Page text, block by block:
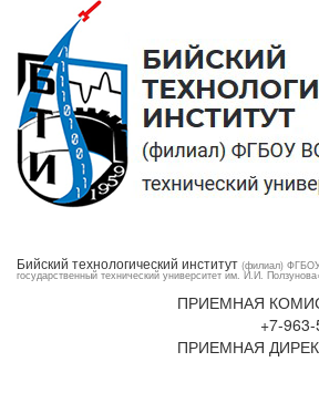
Бийский технологический институт (филиал)
государственный технический университет им. И.И.
ПРИЕМНАЯ
+7-
ПРИЕМНАЯ